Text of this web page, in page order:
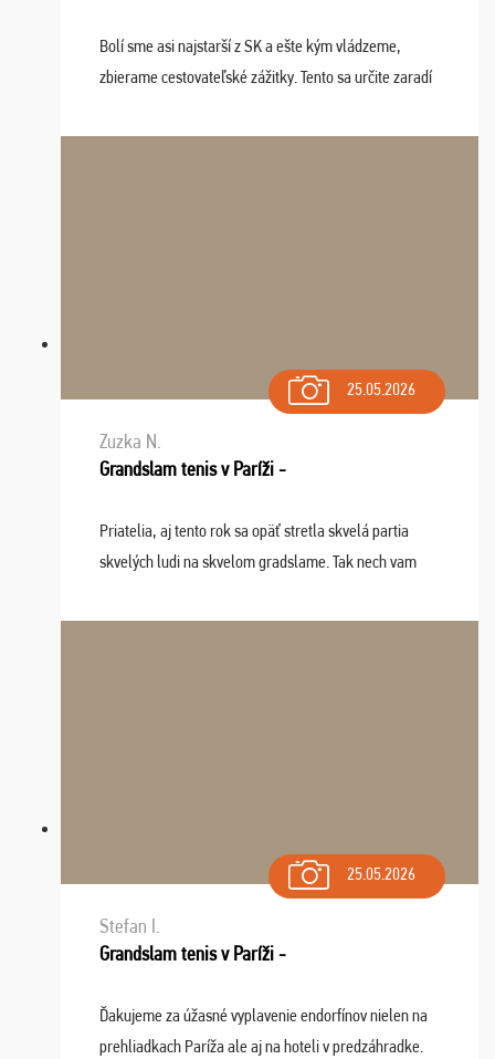
Bolí sme asi najstarší z SK a ešte kým vládzeme,
zbierame cestovateľské zážitky. Tento sa určite zaradí
osudu - pohodový šefík Meďo, dobrá parti ...
25.05.2026
Zuzka N.
Grandslam tenis v Paríži -
Priatelia, aj tento rok sa opäť stretla skvelá partia
skvelých ludi na skvelom gradslame. Tak nech vam
sa na budúci rok. Prajem vam este veľa ta ...
25.05.2026
Stefan I.
Grandslam tenis v Paríži -
Ďakujeme za úžasné vyplavenie endorfínov nielen na
prehliadkach Paríža ale aj na hoteli v predzáhradke.